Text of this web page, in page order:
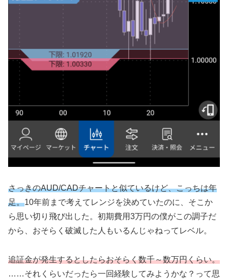
さっきのAUD/CADチャートと似ているけど、こっちは年
足。10年前まで考えてレンジを決めていたのに、そこか
ら思い切り飛び出した。初期費用3万円の僕がこの調子だ
から、おそらく破滅した人もいるんじゃねってレベル。
追証金が発生するとしたらおそらく数千～数万円くらい。
……それくらいだったら一回経験してみようかな？って思